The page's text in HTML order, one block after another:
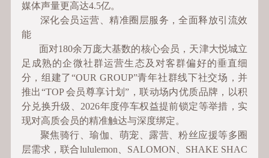
媒体声量更高达4.5亿。
深化会员运营、精准圈层服务，全面释放引流效
能
面对180余万庞大基数的核心会员，天津大悦城立
足成熟的企微社群运营生态及对客群偏好的垂直细
分，组建了“OUR GROUP”青年社群线下社交场，并
推出“TOP 会员尊享计划”，联动场内优质品牌，以积
分兑换升级、2026年度停车权益提前锁定等举措，实
现对高质会员的精准触达与深度绑定。
聚焦骑行、瑜伽、萌宠、露营、粉丝应援等多圈
层需求，联合lululemon、SALOMON、SHAKE SHAC